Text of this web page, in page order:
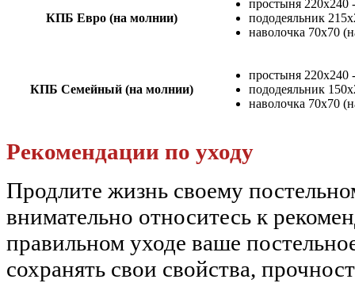
КПБ Евро (на молнии)
простыня 220х240
пододеяльник
наволочка 70х70
КПБ Семейный (на молнии)
простыня 220х240
пододеяльник
наволочка 70х70
Рекомендации по уходу
Продлите жизнь своему
внимательно относитесь к
правильном уходе ваше
сохранять свои свойства,